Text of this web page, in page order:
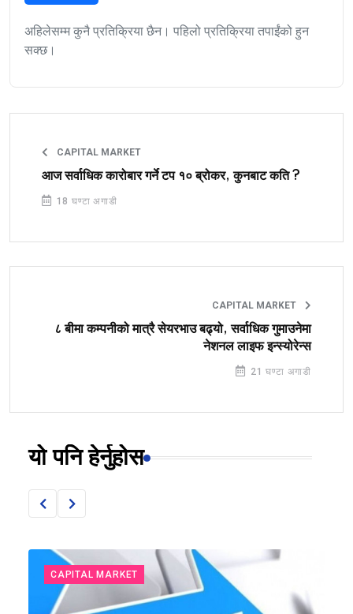
अहिलेसम्म कुनै प्रतिक्रिया छैन। पहिलो प्रतिक्रिया तपाईंको हुन
सक्छ।
CAPITAL MARKET
आज सर्वाधिक कारोबार गर्ने टप १० ब्रोकर, कुनबाट कति ?
18 घण्टा अगाडी
CAPITAL MARKET
८ बीमा कम्पनीको मात्रै सेयरभाउ बढ्यो, सर्वाधिक गुमाउनेमा
नेशनल लाइफ इन्स्योरेन्स
21 घण्टा अगाडी
यो पनि हेर्नुहोस
CAPITAL MARKET